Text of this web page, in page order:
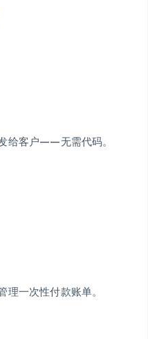
给客户——无需代码。
一次性付款账单。